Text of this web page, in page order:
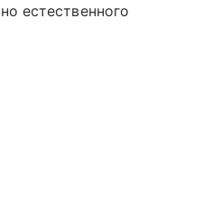
естественного